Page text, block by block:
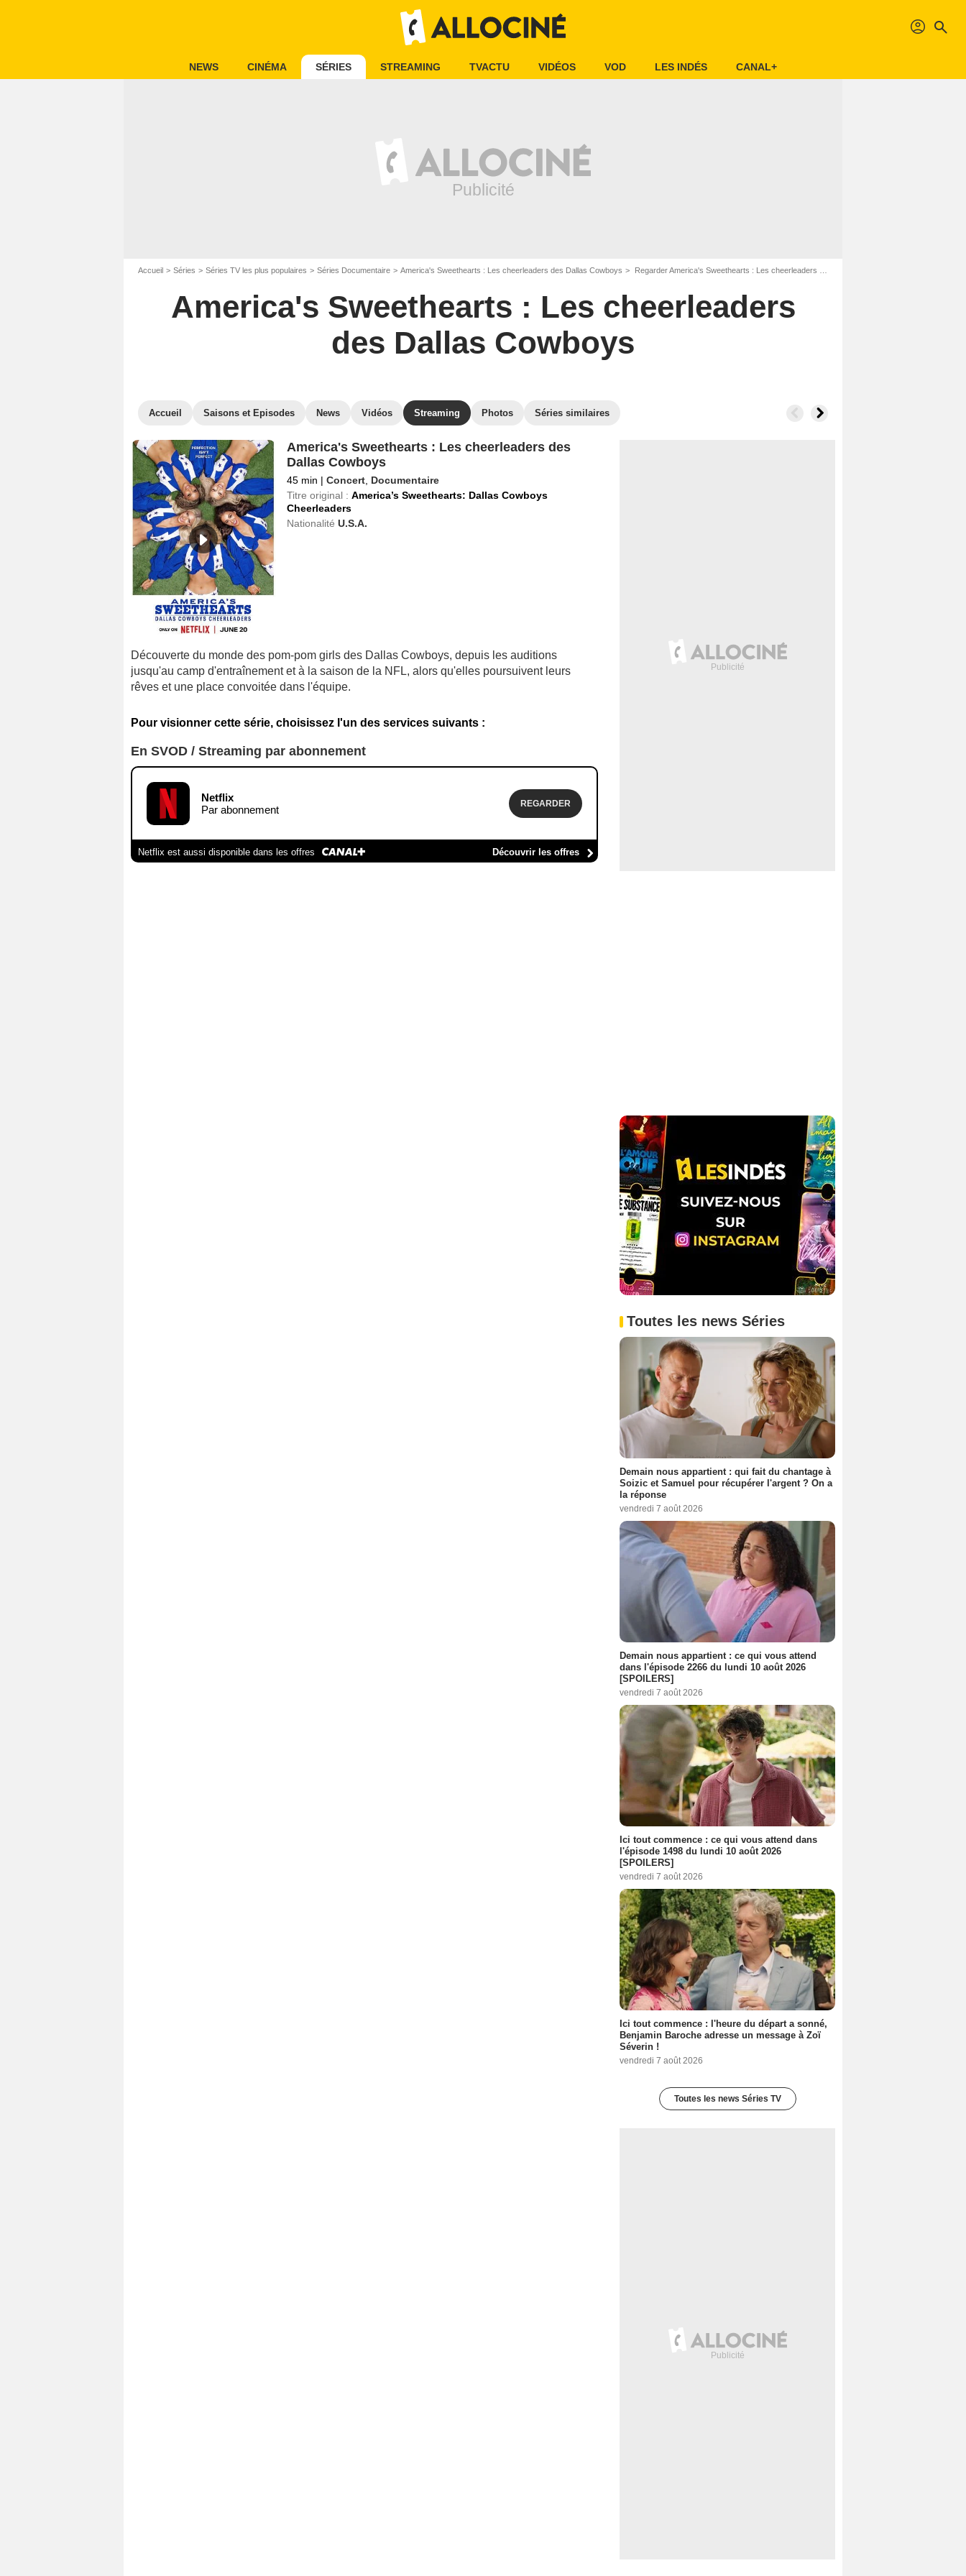
profil search
NEWS CINÉMA SÉRIES STREAMING TVACTU VIDÉOS VOD LES INDÉS CANAL+
Accueil Séries Séries TV les plus populaires Séries Documentaire America's Sweethearts : Les cheerleaders des Dallas Cowboys Regarder America's Sweethearts : Les cheerleaders des Dallas Cowboys en SVOD
America's Sweethearts : Les cheerleaders
des Dallas Cowboys
Accueil Saisons et Episodes News Vidéos Streaming Photos Séries similaires
America's Sweethearts : Les cheerleaders des
Dallas Cowboys
45 min | Concert, Documentaire
Titre original : America’s Sweethearts: Dallas Cowboys
Cheerleaders
Nationalité U.S.A.
Découverte du monde des pom-pom girls des Dallas Cowboys, depuis les auditions
jusqu'au camp d'entraînement et à la saison de la NFL, alors qu'elles poursuivent leurs
rêves et une place convoitée dans l'équipe.
Pour visionner cette série, choisissez l'un des services suivants :
En SVOD / Streaming par abonnement
Netflix
Par abonnement
REGARDER
Netflix est aussi disponible dans les offres Découvrir les offres
Toutes les news Séries
Demain nous appartient : qui fait du chantage à
Soizic et Samuel pour récupérer l'argent ? On a
la réponse
vendredi 7 août 2026
Demain nous appartient : ce qui vous attend
dans l'épisode 2266 du lundi 10 août 2026
[SPOILERS]
vendredi 7 août 2026
Ici tout commence : ce qui vous attend dans
l'épisode 1498 du lundi 10 août 2026
[SPOILERS]
vendredi 7 août 2026
Ici tout commence : l'heure du départ a sonné,
Benjamin Baroche adresse un message à Zoï
Séverin !
vendredi 7 août 2026
Toutes les news Séries TV